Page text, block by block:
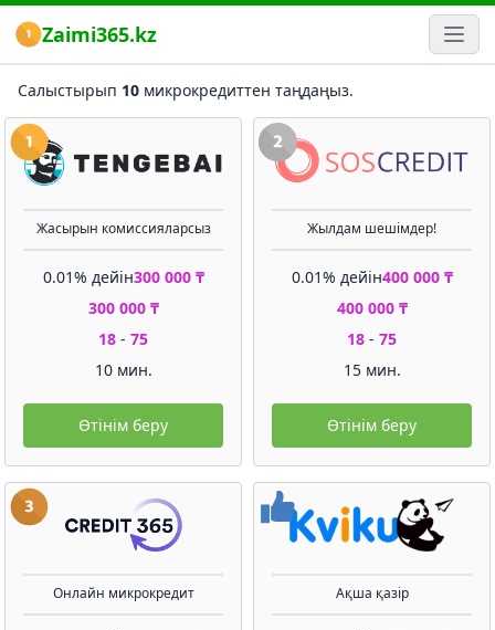
Zaimi365.kz
Салыстырып 10 микрокредиттен таңдаңыз.
Жасырын комиссияларсыз
0.01% дейін300 000 ₸
300 000 ₸
18 - 75
10 мин.
Өтінім беру
Жылдам шешімдер!
0.01% дейін400 000 ₸
400 000 ₸
18 - 75
15 мин.
Өтінім беру
Онлайн микрокредит Ақша қазір